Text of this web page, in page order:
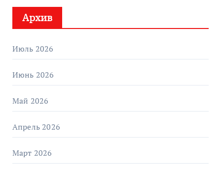
Архив
Июль 2026
Июнь 2026
Май 2026
Апрель 2026
Март 2026